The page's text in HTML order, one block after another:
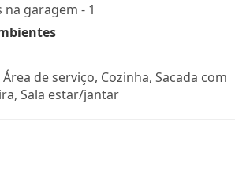
na garagem - 1
de serviço, Cozinha, Sacada com
Sala estar/jantar